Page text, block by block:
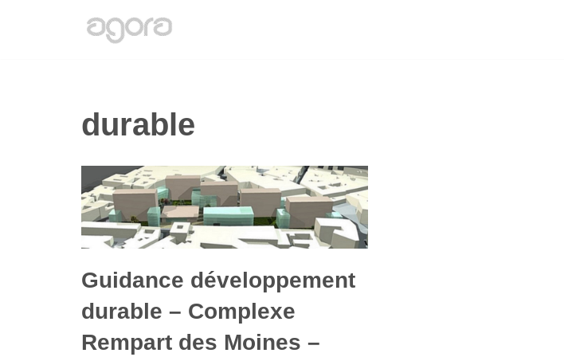
durable
Guidance développement
durable – Complexe
Rempart des Moines –